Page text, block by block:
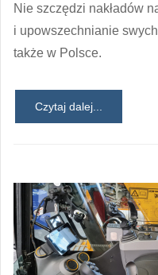
Nie szczędzi nakładów
i upowszechnianie
także w Polsce.
Czytaj dalej...